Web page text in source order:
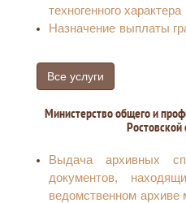
техногенного характера
Назначение выплаты
гражданам,
финансовой помощи в
имущества первой
природного и
Все услуги
Министерство общего и
Ростовской
Выдача архивных
документов,
ведомственном архиве